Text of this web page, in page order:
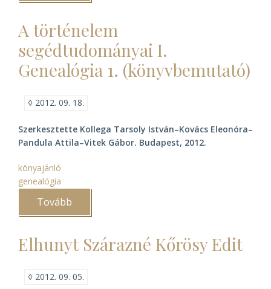
éves
háza
ünnepe)
A történelem
segédtudományai I.
Genealógia 1. (könyvbemutató)
◊ 2012. 09. 18.
Szerkesztette Kollega Tarsoly István–Kovács Eleonóra–
Pandula Attila–Vitek Gábor. Budapest, 2012.
könyajánló
genealógia
Tovább
segédtudományai
Genealógia
1.
Elhunyt Szárazné Kőrösy Edit
◊ 2012. 09. 05.